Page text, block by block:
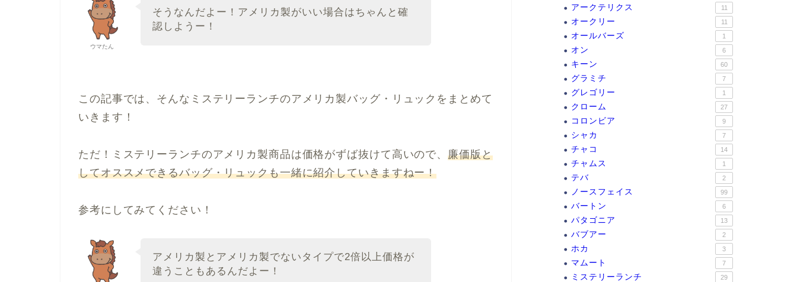
ウマたん
そうなんだよー！アメリカ製がいい場合はちゃんと確
認しようー！
この記事では、そんなミステリーランチのアメリカ製バッグ・リュックをまとめて
いきます！
ただ！ミステリーランチのアメリカ製商品は価格がずば抜けて高いので、廉価版と
してオススメできるバッグ・リュックも一緒に紹介していきますねー！
参考にしてみてください！
アメリカ製とアメリカ製でないタイプで2倍以上価格が
違うこともあるんだよー！
アークテリクス 11
オークリー 11
オールバーズ 1
オン 6
キーン 60
グラミチ 7
グレゴリー 1
クローム 27
コロンビア 9
シャカ 7
チャコ 14
チャムス 1
テバ 2
ノースフェイス 99
バートン 6
パタゴニア 13
バブアー 2
ホカ 3
マムート 7
ミステリーランチ 29